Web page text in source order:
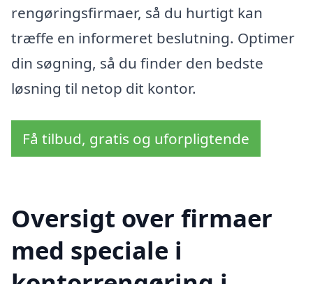
rengøringsfirmaer, så du hurtigt kan
træffe en informeret beslutning. Optimer
din søgning, så du finder den bedste
løsning til netop dit kontor.
Få tilbud, gratis og uforpligtende
Oversigt over firmaer
med speciale i